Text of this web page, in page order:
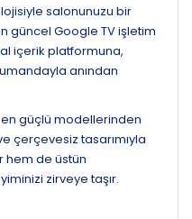
salonunuzu bir
güncel Google TV işletim
içerik platformuna,
anından
güçlü modellerinden
çerçevesiz tasarımıyla
hem de üstün
zirveye taşır.